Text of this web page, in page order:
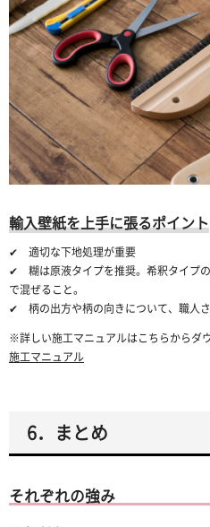
輸入壁紙を上手に張るポイント
✔ 適切な下地処理が重要
✔ 糊は原液タイプを推奨。希釈タイプ
で混ぜること。
✔ 柄の出方や柄の向きについて、職人さ
※詳しい施工マニュアルはこちらからダ
施工マニュアル
6．まとめ
それぞれの強み